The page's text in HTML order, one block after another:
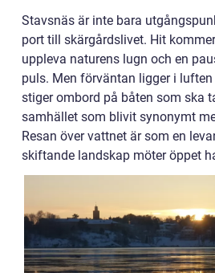
Stavsnäs är inte bara
port till skärgårdslivet. Hit
uppleva naturens lugn och en
puls. Men förväntan ligger i
stiger ombord på båten som ska
samhället som blivit synonymt
Resan över vattnet är som en
skiftande landskap möter öppet